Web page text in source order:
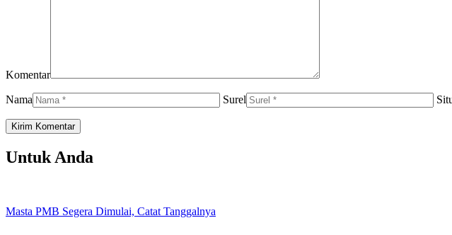
Komentar
Nama Surel
Untuk Anda
Masta PMB Segera Dimulai, Catat Tanggalnya